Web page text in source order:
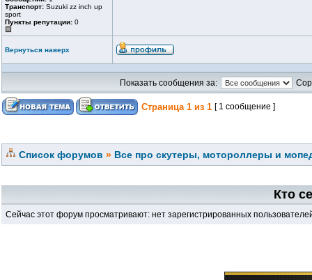
Транспорт: Suzuki zz inch up
sport
Пункты репутации: 0
Вернуться наверх
Показать сообщения за:
Страница 1 из 1 [ 1 сообщение ]
Список форумов » Все про скутеры, мотороллеры и
Кто
Сейчас этот форум просматривают: нет зарегистрированных